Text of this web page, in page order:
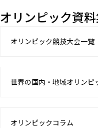
オリンピック資
オリンピック競技大会一覧
世界の国内・地域オリンピ
オリンピックコラム